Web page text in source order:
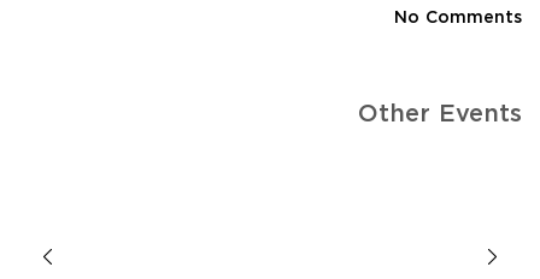
No Comments
Other Events